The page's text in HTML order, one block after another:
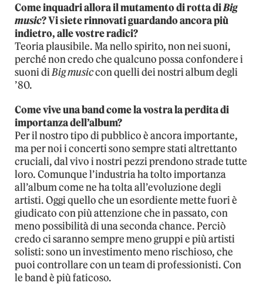
Come inquadri allora il mutamento di rotta diBig
music? Vi siete rinnovati guardando ancora più
indietro, alle vostre radici?
Teoria plausibile. Ma nello spirito, non nei suoni,
perché non credo che qualcuno possa confondere i
suoni diBig musiccon quelli dei nostri album degli
’80.
Come vive una band come la vostra la perdita di
importanza dell’album?
Per il nostro tipo di pubblico è ancora importante,
ma per noi i concerti sono sempre stati altrettanto
cruciali, dal vivo i nostri pezzi prendono strade tutte
loro. Comunque l’industria ha tolto importanza
all’album come ne ha tolta all’evoluzione degli
artisti. Oggi quello che un esordiente mette fuori è
giudicato con più attenzione che in passato, con
meno possibilità di una seconda chance. Perciò
credo ci saranno sempre meno gruppi e più artisti
solisti: sono un investimento meno rischioso, che
puoi controllare con un team di professionisti. Con
le band è più faticoso.